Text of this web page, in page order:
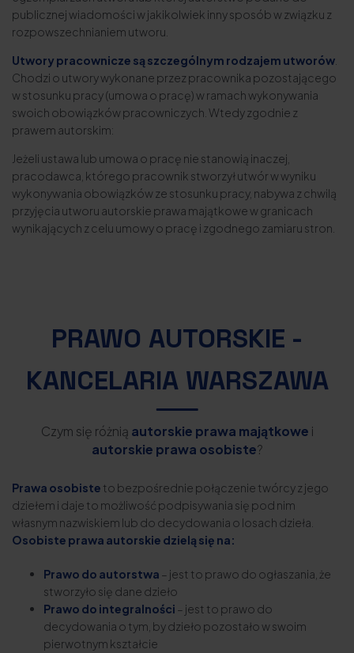
publicznej wiadomości w jakikolwiek inny sposób w związku z
rozpowszechnianiem utworu.
Utwory pracownicze są szczególnym rodzajem utworów
Chodzi o utwory wykonane przez pracownika pozostającego
w stosunku pracy (umowa o pracę) w ramach wykonywania
swoich obowiązków pracowniczych. Wtedy zgodnie z
prawem autorskim:
Jeżeli ustawa lub umowa o pracę nie stanowią inaczej,
pracodawca, którego pracownik stworzył utwór w wyniku
wykonywania obowiązków ze stosunku pracy, nabywa z chwilą
przyjęcia utworu autorskie prawa majątkowe w granicach
wynikających z celu umowy o pracę i zgodnego zamiaru stron.
PRAWO AUTORSKIE -
KANCELARIA WARSZAWA
Czym się różnią autorskie prawa majątkowe i
autorskie prawa osobiste?
Prawa osobiste to bezpośrednie połączenie twórcy z jego
dziełem i daje to możliwość podpisywania się pod nim
własnym nazwiskiem lub do decydowania o losach dzieła.
Osobiste prawa autorskie dzielą się na:
Prawo do autorstwa – jest to prawo do ogłaszania, że
stworzyło się dane dzieło
Prawo do integralności – jest to prawo do
decydowania o tym, by dzieło pozostało w swoim
pierwotnym kształcie